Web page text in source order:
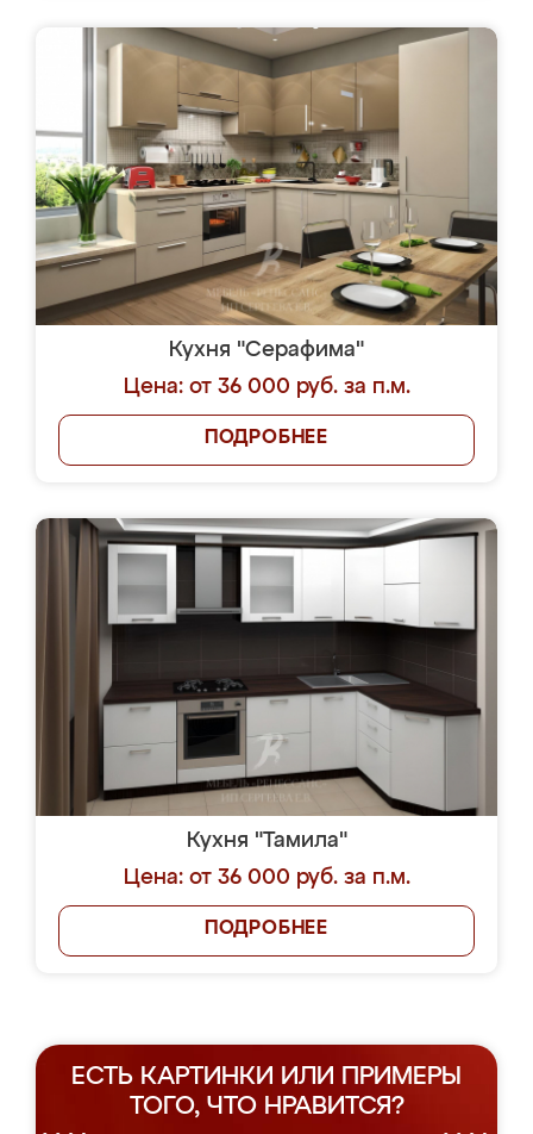
Кухня "Серафима"
Цена: от 36 000 руб. за п.м.
ПОДРОБНЕЕ
Кухня "Тамила"
Цена: от 36 000 руб. за п.м.
ПОДРОБНЕЕ
ЕСТЬ КАРТИНКИ ИЛИ ПРИМЕРЫ
ТОГО, ЧТО НРАВИТСЯ?